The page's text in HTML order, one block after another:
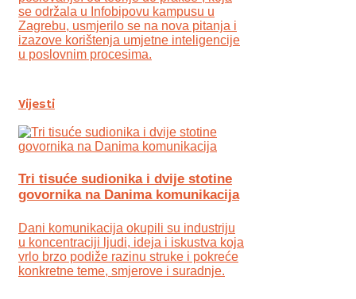
se održala u Infobipovu kampusu u
Zagrebu, usmjerilo se na nova pitanja i
izazove korištenja umjetne inteligencije
u poslovnim procesima.
Vijesti
Tri tisuće sudionika i dvije stotine
govornika na Danima komunikacija
Dani komunikacija okupili su industriju
u koncentraciji ljudi, ideja i iskustva koja
vrlo brzo podiže razinu struke i pokreće
konkretne teme, smjerove i suradnje.